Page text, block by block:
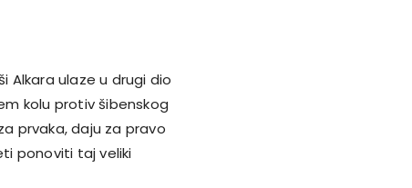
Alkara ulaze u drugi dio
kolu protiv šibenskog
prvaka, daju za pravo
ponoviti taj veliki